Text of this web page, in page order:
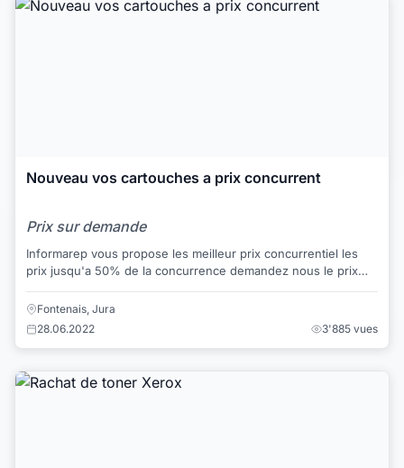
Nouveau vos cartouches a prix concurrent
Prix sur demande
Informarep vous propose les meilleur prix concurrentiel les
prix jusqu'a 50% de la concurrence demandez nous le prix
Fontenais, Jura
28.06.2022
3'885 vues